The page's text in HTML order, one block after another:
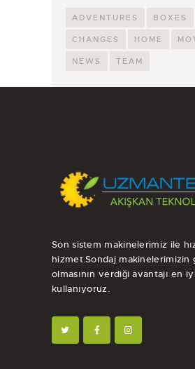
ADVENTURES BOXES
CHANGES HOME
NEWS TEAM
Son sistem makinelerimiz ile
hizmet.Sondaj makinelerimizin
olmasının verdiği avantajı en
kullanıyoruz.